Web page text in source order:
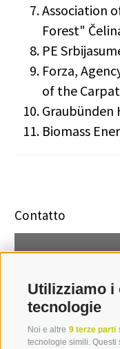
Utilizziamo i
tecnologie
Noi e altre 9 terze parti
tecnologie simili. Questi
Association
Forest"
PE
Forza,
of the
Graubünden
Biomass
Contatto
T +39 0471 094
suedtirol.com